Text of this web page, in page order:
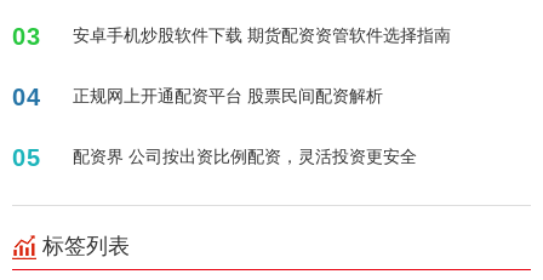
03 安卓手机炒股软件下载 期货配资资管软件选择指南
04 正规网上开通配资平台 股票民间配资解析
05 配资界 公司按出资比例配资，灵活投资更安全
标签列表